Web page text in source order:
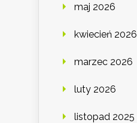
maj 2026
kwiecień 2026
marzec 2026
luty 2026
listopad 2025